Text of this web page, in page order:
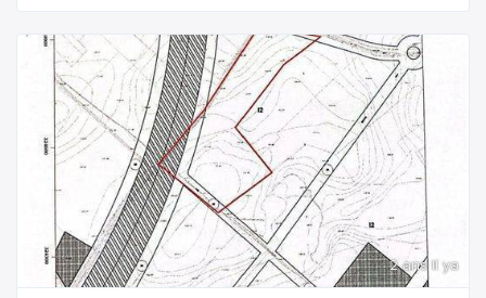
2 ans Il ya